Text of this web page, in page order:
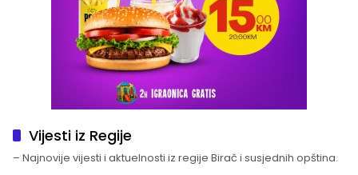
Vijesti iz Regije
– Najnovije vijesti i aktuelnosti iz regije Birač i susjednih opština.